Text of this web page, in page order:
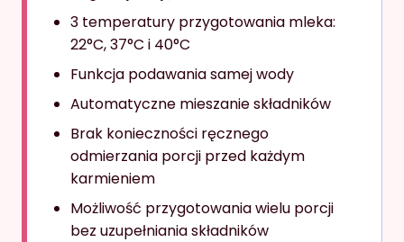
3 temperatury przygotowania mleka:
22°C, 37°C i 40°C
Funkcja podawania samej wody
Automatyczne mieszanie składników
Brak konieczności ręcznego
odmierzania porcji przed każdym
karmieniem
Możliwość przygotowania wielu porcji
bez uzupełniania składników